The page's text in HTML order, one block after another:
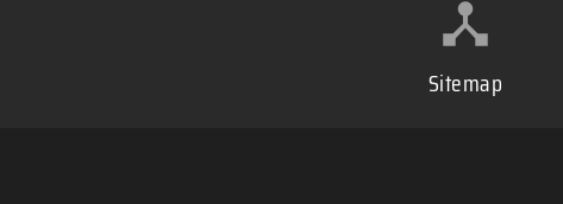
Sitemap